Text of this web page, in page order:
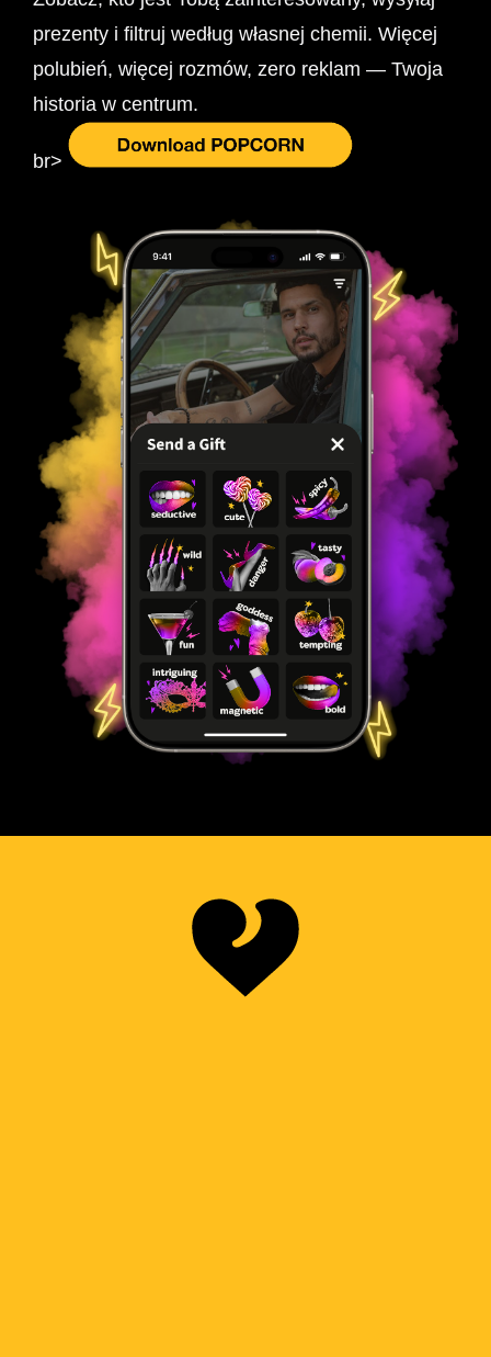
prezenty i filtruj według własnej chemii. Więcej
polubień, więcej rozmów, zero reklam — Twoja
historia w centrum.
br>